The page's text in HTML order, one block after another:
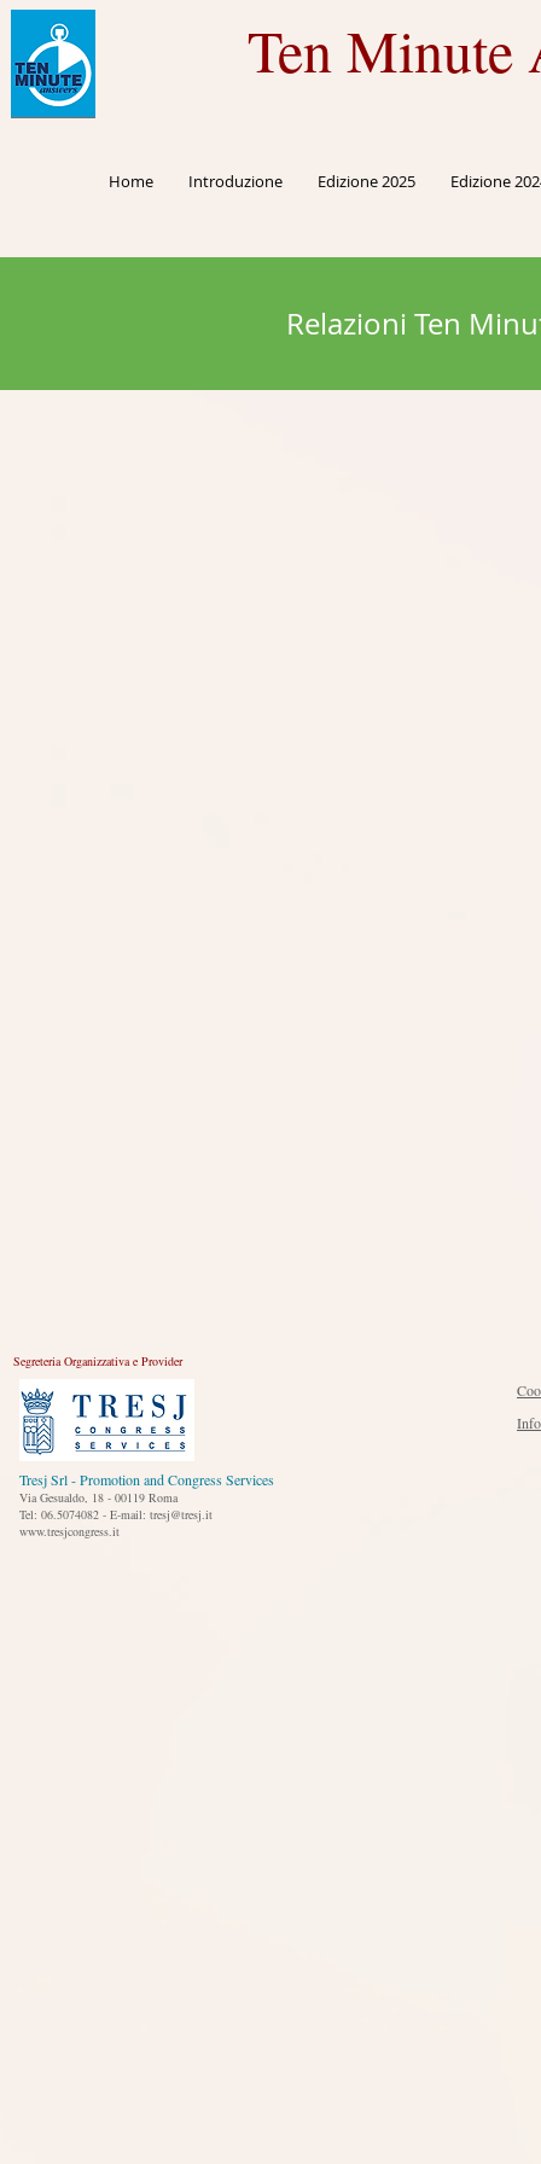
Ten Minute
Home Introduzione Edizione 2025 Edizione
Relazioni Ten
Segreteria Organizzativa e Provider
Tresj Srl - Promotion and Congress Services
Via Gesualdo, 18 - 00119 Roma
Tel: 06.5074082 - E-mail: tresj@tresj.it
www.tresjcongress.it